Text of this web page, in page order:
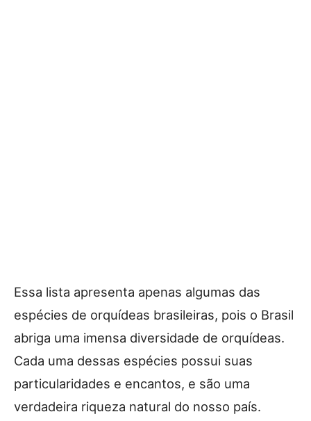
Essa lista apresenta apenas algumas das
espécies de orquídeas brasileiras, pois o Brasil
abriga uma imensa diversidade de orquídeas.
Cada uma dessas espécies possui suas
particularidades e encantos, e são uma
verdadeira riqueza natural do nosso país.